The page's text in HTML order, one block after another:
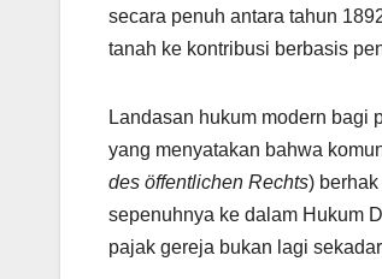
secara penuh antara tahun
tanah ke kontribusi berbasis
Landasan hukum modern bagi
yang menyatakan bahwa
des öffentlichen Rechts)
sepenuhnya ke dalam Hukum
pajak gereja bukan lagi